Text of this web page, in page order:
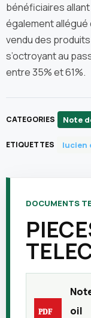
bénéficiaires allant
également allégué
vendu des
s’octroyant au
entre 35% et 61%.
CATEGORIES Note
ETIQUETTES lucien
DOCUMENTS
oil